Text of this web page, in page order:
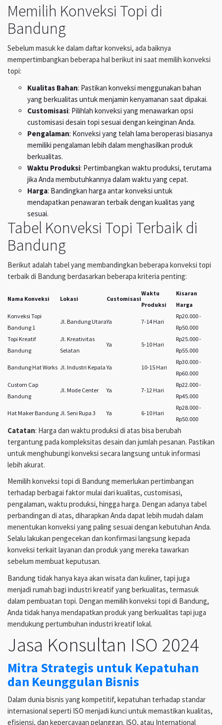
Memilih Konveksi Topi di
Bandung
Sebelum masuk ke dalam daftar konveksi, ada baiknya
mempertimbangkan beberapa hal berikut ini saat memilih konveksi
topi:
Kualitas Bahan: Pastikan konveksi menggunakan bahan
yang berkualitas untuk menjamin kenyamanan saat dipakai.
Customisasi: Pilihlah konveksi yang menawarkan opsi
customisasi desain topi sesuai dengan keinginan Anda.
Pengalaman: Konveksi yang telah lama beroperasi biasanya
memiliki pengalaman lebih dalam menghasilkan produk
berkualitas.
Waktu Produksi: Pertimbangkan waktu produksi, terutama
jika Anda membutuhkannya dalam waktu yang cepat.
Harga: Bandingkan harga antar konveksi untuk
mendapatkan penawaran terbaik dengan kualitas yang
sesuai.
Tabel Konveksi Topi Terbaik di
Bandung
Berikut adalah tabel yang membandingkan beberapa konveksi topi
terbaik di Bandung berdasarkan beberapa kriteria penting:
Nama Konveksi Lokasi Customisasi
Waktu
Produksi
Kisaran
Harga
Konveksi Topi
Bandung 1
Jl. Bandung UtaraYa 7-14 Hari
Rp20.000 -
Rp50.000
Topi Kreatif
Bandung
Jl. Kreativitas
Selatan
Ya 5-10 Hari
Rp25.000 -
Rp55.000
Bandung Hat Works Jl. Industri Kepala Ya 10-15 Hari
Rp30.000 -
Rp60.000
Custom Cap
Bandung
Jl. Mode Center Ya 7-12 Hari
Rp22.000 -
Rp45.000
Hat Maker Bandung Jl. Seni Rupa 3 Ya 6-10 Hari
Rp28.000 -
Rp50.000
Catatan: Harga dan waktu produksi di atas bisa berubah
tergantung pada kompleksitas desain dan jumlah pesanan. Pastikan
untuk menghubungi konveksi secara langsung untuk informasi
lebih akurat.
Memilih konveksi topi di Bandung memerlukan pertimbangan
terhadap berbagai faktor mulai dari kualitas, customisasi,
pengalaman, waktu produksi, hingga harga. Dengan adanya tabel
perbandingan di atas, diharapkan Anda dapat lebih mudah dalam
menentukan konveksi yang paling sesuai dengan kebutuhan Anda.
Selalu lakukan pengecekan dan konfirmasi langsung kepada
konveksi terkait layanan dan produk yang mereka tawarkan
sebelum membuat keputusan.
Bandung tidak hanya kaya akan wisata dan kuliner, tapi juga
menjadi rumah bagi industri kreatif yang berkualitas, termasuk
dalam pembuatan topi. Dengan memilih konveksi topi di Bandung,
Anda tidak hanya mendapatkan produk yang berkualitas tapi juga
mendukung pertumbuhan industri kreatif lokal.
Jasa Konsultan ISO 2024
Mitra Strategis untuk Kepatuhan
dan Keunggulan Bisnis
Dalam dunia bisnis yang kompetitif, kepatuhan terhadap standar
internasional seperti ISO menjadi kunci untuk memastikan kualitas,
efisiensi, dan kepercayaan pelanggan. ISO, atau International